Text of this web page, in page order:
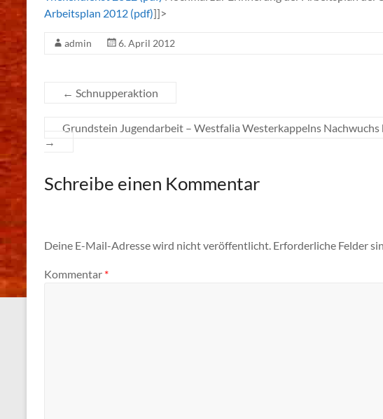
Arbeitsplan 2012 (pdf)]]>
admin 6. April 2012
← Schnupperaktion
Grundstein Jugendarbeit – Westfalia Westerkappelns
→
Schreibe einen Kommentar
Deine E-Mail-Adresse wird nicht veröffentlicht. Erforderliche Felder
Kommentar *